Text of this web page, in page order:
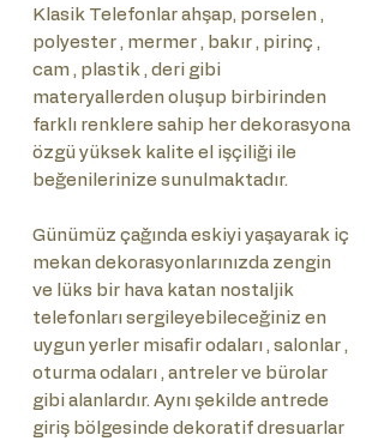
Klasik Telefonlar ahşap, porselen ,
polyester , mermer , bakır , pirinç ,
cam , plastik , deri gibi
materyallerden oluşup birbirinden
farklı renklere sahip her dekorasyona
özgü yüksek kalite el işçiliği ile
beğenilerinize sunulmaktadır.
Günümüz çağında eskiyi yaşayarak iç
mekan dekorasyonlarınızda zengin
ve lüks bir hava katan nostaljik
telefonları sergileyebileceğiniz en
uygun yerler misafir odaları , salonlar ,
oturma odaları , antreler ve bürolar
gibi alanlardır. Aynı şekilde antrede
giriş bölgesinde dekoratif dresuarlar